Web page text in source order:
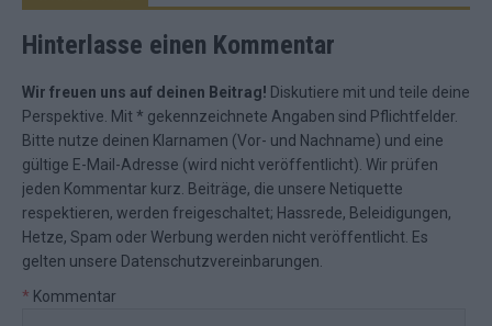
Hinterlasse einen Kommentar
Wir freuen uns auf deinen Beitrag! Diskutiere mit und teile deine
Perspektive. Mit * gekennzeichnete Angaben sind Pflichtfelder.
Bitte nutze deinen Klarnamen (Vor- und Nachname) und eine
gültige E-Mail-Adresse (wird nicht veröffentlicht). Wir prüfen
jeden Kommentar kurz. Beiträge, die unsere Netiquette
respektieren, werden freigeschaltet; Hassrede, Beleidigungen,
Hetze, Spam oder Werbung werden nicht veröffentlicht. Es
gelten unsere Datenschutzvereinbarungen
* Kommentar